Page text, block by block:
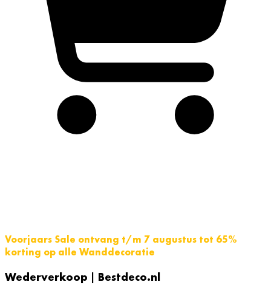
Voorjaars Sale ontvang t/m 7 augustus tot 65%
korting op alle Wanddecoratie
Wederverkoop | Bestdeco.nl